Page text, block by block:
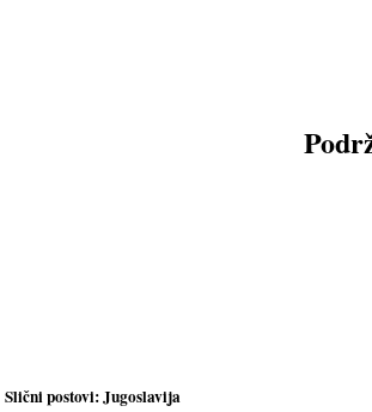
Slični postovi:Jugoslavija